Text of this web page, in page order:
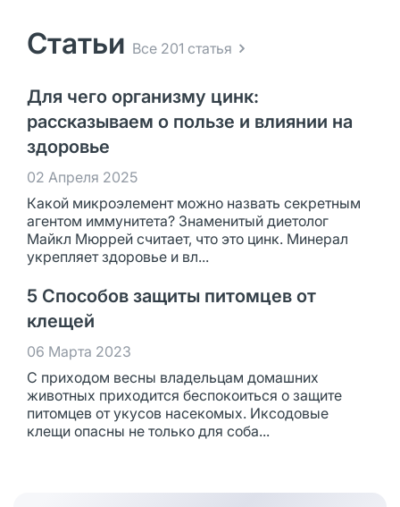
Статьи Все 201 статья
Для чего организму цинк:
рассказываем о пользе и влиянии на
здоровье
02 Апреля 2025
Какой микроэлемент можно назвать секретным
агентом иммунитета? Знаменитый диетолог
Майкл Мюррей считает, что это цинк. Минерал
укрепляет здоровье и вл...
5 Способов защиты питомцев от
клещей
06 Марта 2023
С приходом весны владельцам домашних
животных приходится беспокоиться о защите
питомцев от укусов насекомых. Иксодовые
клещи опасны не только для соба...